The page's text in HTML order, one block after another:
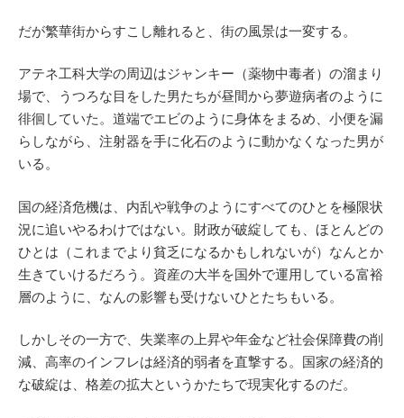
だが繁華街からすこし離れると、街の風景は一変する。
アテネ工科大学の周辺はジャンキー（薬物中毒者）の溜まり
場で、うつろな目をした男たちが昼間から夢遊病者のように
徘徊していた。道端でエビのように身体をまるめ、小便を漏
らしながら、注射器を手に化石のように動かなくなった男が
いる。
国の経済危機は、内乱や戦争のようにすべてのひとを極限状
況に追いやるわけではない。財政が破綻しても、ほとんどの
ひとは（これまでより貧乏になるかもしれないが）なんとか
生きていけるだろう。資産の大半を国外で運用している富裕
層のように、なんの影響も受けないひとたちもいる。
しかしその一方で、失業率の上昇や年金など社会保障費の削
減、高率のインフレは経済的弱者を直撃する。国家の経済的
な破綻は、格差の拡大というかたちで現実化するのだ。